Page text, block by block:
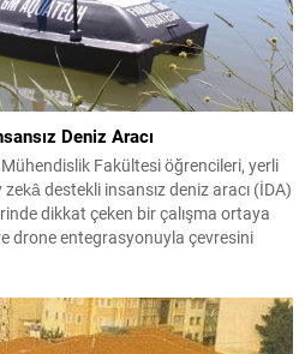
Deniz Aracı
Fakültesi öğrencileri, yerli
destekli insansız deniz aracı (İDA)
dikkat çeken bir çalışma ortaya
drone entegrasyonuyla çevresini
Geliştirilen sistem,
edebilmenin ötesinde; hava, kara ve